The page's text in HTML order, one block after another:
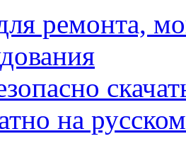
ремонта,
на